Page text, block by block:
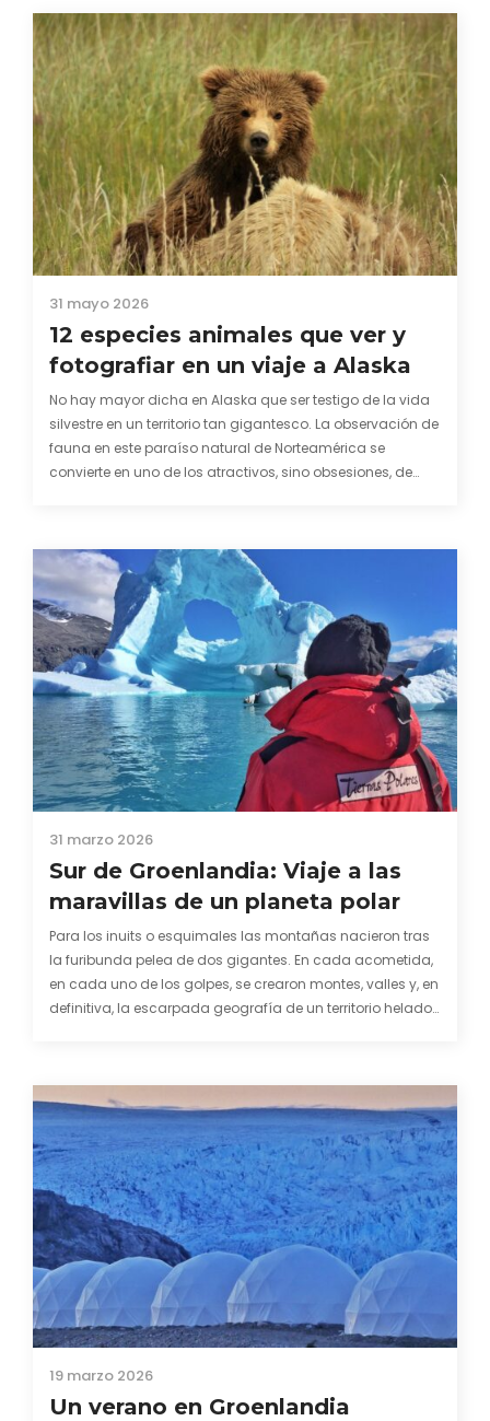
31 mayo 2026
12 especies animales que ver y
fotografiar en un viaje a Alaska
No hay mayor dicha en Alaska que ser testigo de la vida
silvestre en un territorio tan gigantesco. La observación de
fauna en este paraíso natural de Norteamérica se
convierte en uno de los atractivos, sino obsesiones, de
31 marzo 2026
Sur de Groenlandia: Viaje a las
maravillas de un planeta polar
Para los inuits o esquimales las montañas nacieron tras
la furibunda pelea de dos gigantes. En cada acometida,
en cada uno de los golpes, se crearon montes, valles y, en
definitiva, la escarpada geografía de un territorio helado.
19 marzo 2026
Un verano en Groenlandia